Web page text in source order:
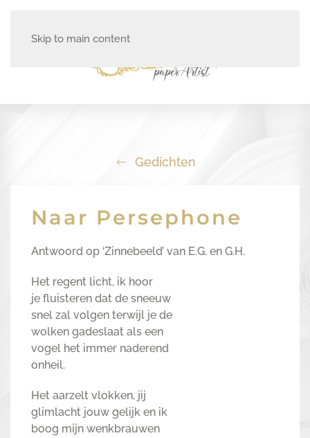
Skip to main content
Gedichten
Naar Persephone
Antwoord op ‘Zinnebeeld’ van E.G. en G.H.
Het regent licht, ik hoor
je fluisteren dat de sneeuw
snel zal volgen terwijl je de
wolken gadeslaat als een
vogel het immer naderend
onheil.
Het aarzelt vlokken, jij
glimlacht jouw gelijk en ik
boog mijn wenkbrauwen